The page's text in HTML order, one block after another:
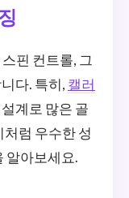
핀 컨트롤, 그
다. 특히, 캘러
계로 많은 골
럼 우수한 성
알아보세요.